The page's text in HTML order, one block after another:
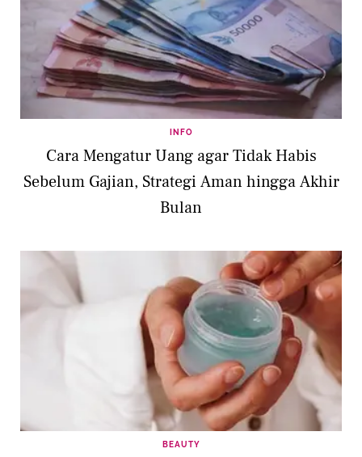
INFO
Cara Mengatur Uang agar Tidak Habis
Sebelum Gajian, Strategi Aman hingga Akhir
Bulan
BEAUTY